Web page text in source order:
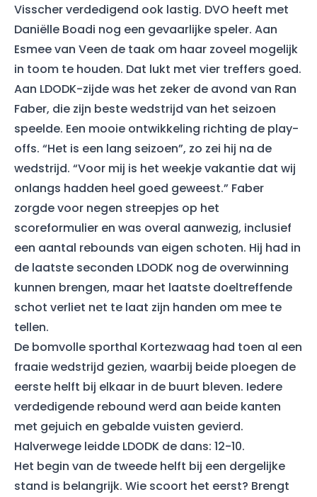
Visscher verdedigend ook lastig. DVO heeft met
Daniëlle Boadi nog een gevaarlijke speler. Aan
Esmee van Veen de taak om haar zoveel mogelijk
in toom te houden. Dat lukt met vier treffers goed.
Aan LDODK-zijde was het zeker de avond van Ran
Faber, die zijn beste wedstrijd van het seizoen
speelde. Een mooie ontwikkeling richting de play-
offs. “Het is een lang seizoen”, zo zei hij na de
wedstrijd. “Voor mij is het weekje vakantie dat wij
onlangs hadden heel goed geweest.” Faber
zorgde voor negen streepjes op het
scoreformulier en was overal aanwezig, inclusief
een aantal rebounds van eigen schoten. Hij had in
de laatste seconden LDODK nog de overwinning
kunnen brengen, maar het laatste doeltreffende
schot verliet net te laat zijn handen om mee te
tellen.
De bomvolle sporthal Kortezwaag had toen al een
fraaie wedstrijd gezien, waarbij beide ploegen de
eerste helft bij elkaar in de buurt bleven. Iedere
verdedigende rebound werd aan beide kanten
met gejuich en gebalde vuisten gevierd.
Halverwege leidde LDODK de dans: 12-10.
Het begin van de tweede helft bij een dergelijke
stand is belangrijk. Wie scoort het eerst? Brengt